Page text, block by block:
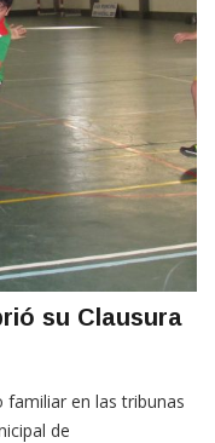
su Clausura
en las tribunas
de